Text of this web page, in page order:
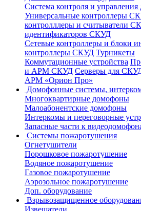
Система контроля и
Универсальные контроллеры
контролллеры и считыватели
идентификаторов СКУД
Сетевые контроллеры и блоки
контроллеры СКУД Турникеты
Коммутационные устройства
и АРМ СКУД Серверы для
АРМ «Орион Про»
Домофонные системы,
Многоквартирные домофоны
Малоабонентские домофоны
Интеркомы и переговорные
Запасные части к
Системы пожаротушения
Огнетушители
Порошковое пожаротушение
Водяное пожаротушение
Газовое пожаротушение
Аэрозольное пожаротушение
Доп. оборудование
Взрывозащищенное
Извещатели